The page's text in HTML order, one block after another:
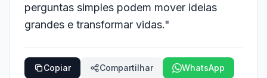
perguntas simples podem mover ideias
grandes e transformar vidas."
Copiar Compartilhar WhatsApp